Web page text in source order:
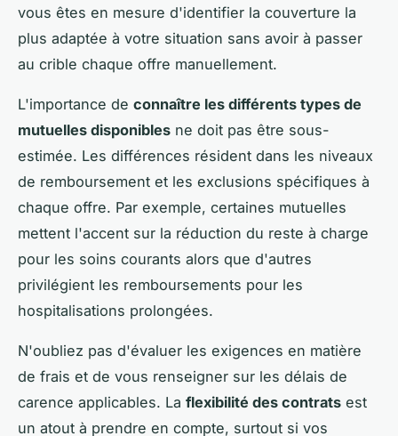
vous êtes en mesure d'identifier la couverture la
plus adaptée à votre situation sans avoir à passer
au crible chaque offre manuellement.
L'importance de connaître les différents types de
mutuelles disponibles ne doit pas être sous-
estimée. Les différences résident dans les niveaux
de remboursement et les exclusions spécifiques à
chaque offre. Par exemple, certaines mutuelles
mettent l'accent sur la réduction du reste à charge
pour les soins courants alors que d'autres
privilégient les remboursements pour les
hospitalisations prolongées.
N'oubliez pas d'évaluer les exigences en matière
de frais et de vous renseigner sur les délais de
carence applicables. La flexibilité des contrats est
un atout à prendre en compte, surtout si vos